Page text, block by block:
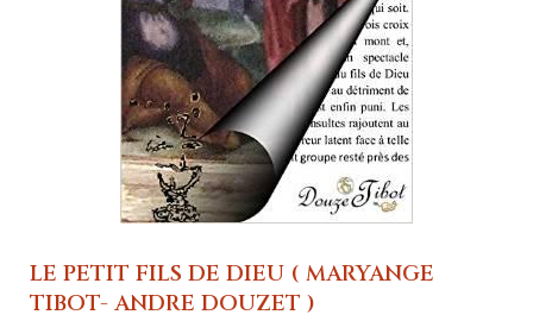
LE PETIT FILS DE DIEU ( MARYANGE
TIBOT- ANDRE DOUZET )